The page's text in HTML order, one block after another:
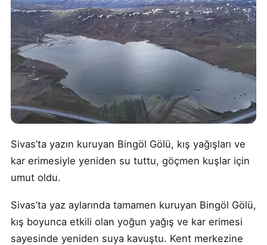
Sivas’ta yazın kuruyan Bingöl Gölü, kış yağışları ve
kar erimesiyle yeniden su tuttu, göçmen kuşlar için
umut oldu.
Sivas’ta yaz aylarında tamamen kuruyan Bingöl Gölü,
kış boyunca etkili olan yoğun yağış ve kar erimesi
sayesinde yeniden suya kavuştu. Kent merkezine